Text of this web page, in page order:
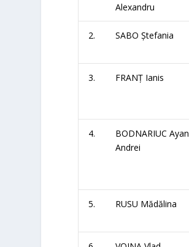
Alexandru
2. SABO Ștefania
3. FRANȚ Ianis
4.
BODNARIUC Ayan
Andrei
5. RUSU Mădălina